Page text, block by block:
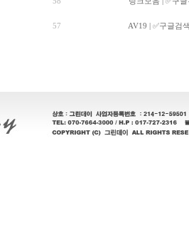
57 AV19 | ✅구글검